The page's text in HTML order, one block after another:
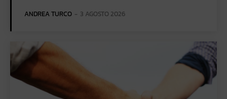
ANDREA TURCO - 3 AGOSTO 2026